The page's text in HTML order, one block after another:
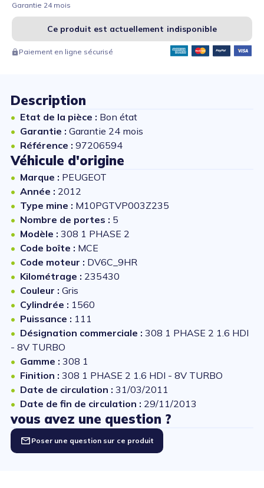
Garantie 24 mois
Ce produit est actuellement indisponible
Paiement en ligne sécurisé
Description
Etat de la pièce : Bon état
Garantie : Garantie 24 mois
Référence : 97206594
Véhicule d'origine
Marque : PEUGEOT
Année : 2012
Type mine : M10PGTVP003Z235
Nombre de portes : 5
Modèle : 308 1 PHASE 2
Code boîte : MCE
Code moteur : DV6C_9HR
Kilométrage : 235430
Couleur : Gris
Cylindrée : 1560
Puissance : 111
Désignation commerciale : 308 1 PHASE 2 1.6 HDI
- 8V TURBO
Gamme : 308 1
Finition : 308 1 PHASE 2 1.6 HDI - 8V TURBO
Date de circulation : 31/03/2011
Date de fin de circulation : 29/11/2013
vous avez une question ?
Poser une question sur ce produit